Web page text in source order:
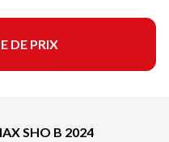
DE PRIX
SHO B 2024